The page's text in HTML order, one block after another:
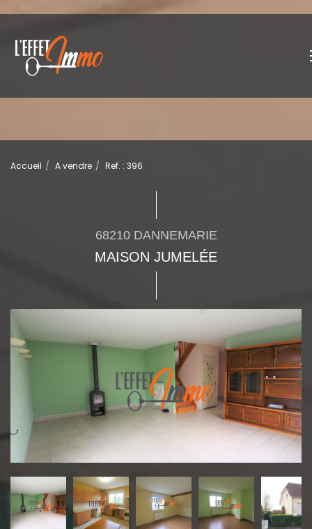
Accueil A vendre Ref. : 396
68210 DANNEMARIE
MAISON JUMELÉE